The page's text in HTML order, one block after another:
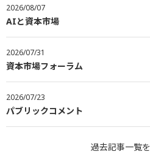
2026/08/07
AIと資本市場
2026/07/31
資本市場フォーラム
2026/07/23
パブリックコメント
過去記事一覧